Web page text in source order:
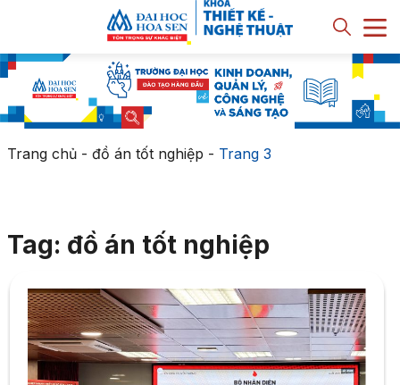
Trang chủ- đồ án tốt nghiệp - Trang 3
Tag: đồ án tốt nghiệp